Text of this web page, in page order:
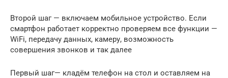
Второй шаг — включаем мобильное устройство. Если
смартфон работает корректно проверяем все функции —
WiFi, передачу данных, камеру, возможность
совершения звонков и так далее
Первый шаг— кладём телефон на стол и оставляем на